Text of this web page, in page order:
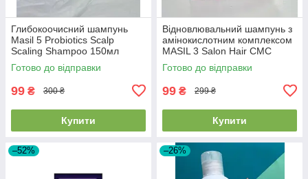
Глибокоочисний шампунь
Masil 5 Probiotics Scalp
Scaling Shampoo 150мл
EXP23/05/26
Готово до відправки
99 ₴ 300 ₴
Купити
Відновлювальний шампунь з
амінокислотним комплексом
MASIL 3 Salon Hair CMC
Shampoo 150мл EXP
03/08/2026
Готово до відправки
99 ₴ 299 ₴
Купити
–52% –26%